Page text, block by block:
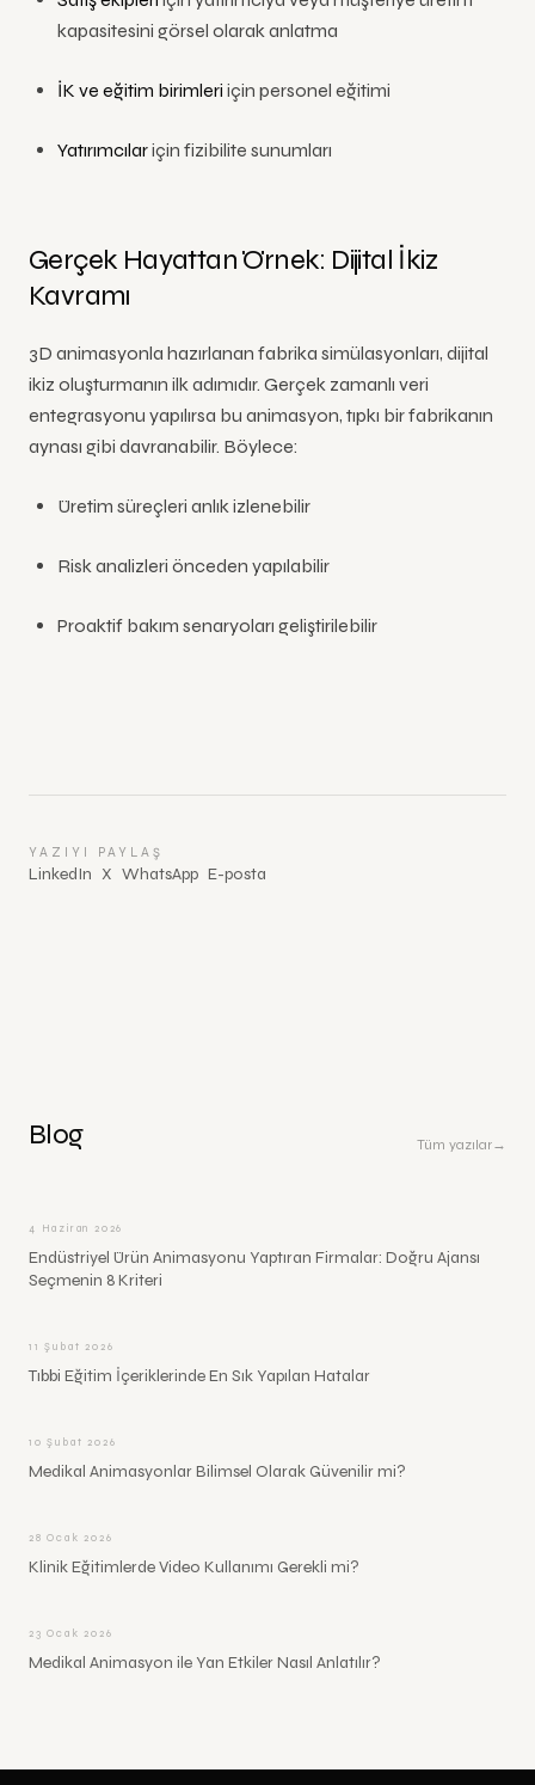
kapasitesini görsel olarak anlatma
İK ve eğitim birimleri için personel eğitimi
Yatırımcılariçin fizibilite sunumları
Gerçek Hayattan Örnek: Dijital İkiz
Kavramı
3D animasyonla hazırlanan fabrika simülasyonları, dijital
ikiz oluşturmanın ilk adımıdır. Gerçek zamanlı veri
entegrasyonu yapılırsa bu animasyon, tıpkı bir fabrikanın
aynası gibi davranabilir. Böylece:
Üretim süreçleri anlık izlenebilir
Risk analizleri önceden yapılabilir
Proaktif bakım senaryoları geliştirilebilir
YAZIYI PAYLAŞ
LinkedIn X WhatsApp E-posta
Blog Tüm yazılar→
4 Haziran 2026
Endüstriyel Ürün Animasyonu Yaptıran Firmalar: Doğru Ajansı
Seçmenin 8 Kriteri
11 Şubat 2026
Tıbbi Eğitim İçeriklerinde En Sık Yapılan Hatalar
10 Şubat 2026
Medikal Animasyonlar Bilimsel Olarak Güvenilir mi?
28 Ocak 2026
Klinik Eğitimlerde Video Kullanımı Gerekli mi?
23 Ocak 2026
Medikal Animasyon ile Yan Etkiler Nasıl Anlatılır?